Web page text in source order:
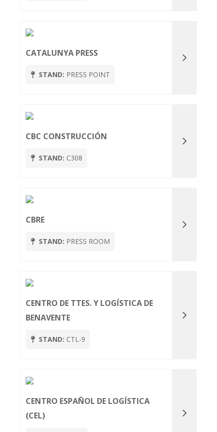
CATALUNYA PRESS
STAND: PRESS POINT
CBC CONSTRUCCIÓN
STAND: C308
CBRE
STAND: PRESS ROOM
CENTRO DE TTES. Y LOGÍSTICA DE
BENAVENTE
STAND: CTL-9
CENTRO ESPAÑOL DE LOGÍSTICA
(CEL)